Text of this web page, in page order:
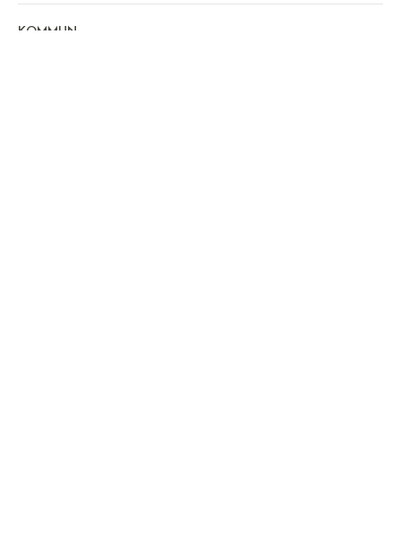
KOMMUN